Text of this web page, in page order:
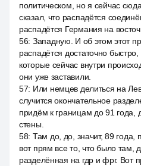
политическом, но я сейчас
сказал, что распадётся
распадётся Германия на
56: Западную. И об этом этот
распадётся достаточно
которые сейчас внутри
они уже заставили.
57: Или немцев делиться на
случится окончательное
придём к границам до 91 года,
стены.
58: Там до, до, значит, 89
вот прям все то, что было там,
разделённая на гдр и фрг. Вот